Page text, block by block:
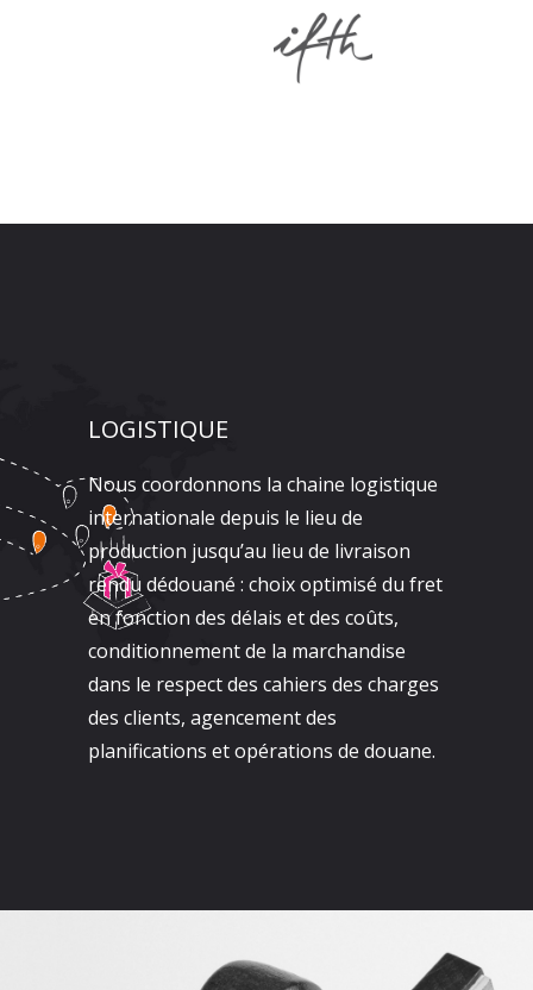
LOGISTIQUE
Nous coordonnons la chaine logistique
internationale depuis le lieu de
production jusqu’au lieu de livraison
rendu dédouané : choix optimisé du fret
en fonction des délais et des coûts,
conditionnement de la marchandise
dans le respect des cahiers des charges
des clients, agencement des
planifications et opérations de douane.